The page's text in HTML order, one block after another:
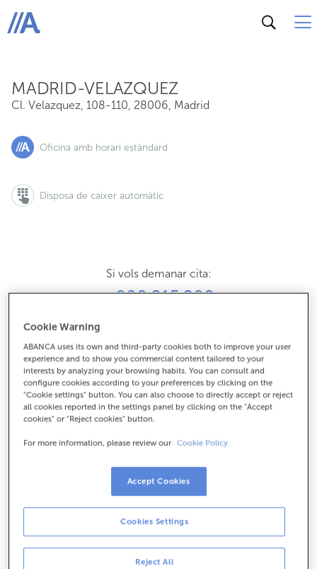
ABANCA
MADRID-VELAZQUEZ
Cl. Velazquez, 108-110, 28006, Madrid
Oficina amb horari estàndard
Disposa de caixer automàtic
Si vols demanar cita:
900 815 200
914111662
Com arribar
De dilluns a divendres de8:15 a 14:00.
cita prèviai t'atendrem el dia i hora que
Operacions amb efectiu
Clients: de dilluns a divendres de 8:15 a 11:00
Cookie Warning
ABANCA uses its own and third-party cookies both to improve your user
experience and to show you commercial content tailored to your
interests by analyzing your browsing habits. You can consult and
configure cookies according to your preferences by clicking on the
"Cookie settings" button. You can also choose to directly accept or reject
all cookies reported in the settings panel by clicking on the "Accept
cookies" or "Reject cookies" button.
For more information, please review our Cookie Policy.
Reject All
Cookies Settings
Accept Cookies
Cl. Velazquez, 108-110, 28006, Madrid